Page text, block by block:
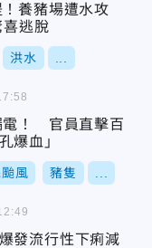
！養豬場遭水攻
逃脫
洪水
電！ 官員直擊百
爆血」
風 豬隻
發流行性下痢減